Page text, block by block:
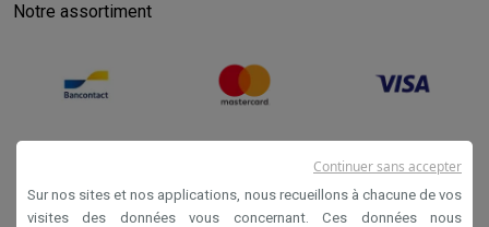
Notre assortiment
Sur nos sites et nos applications, nous recueillons à chacune de vos
visites des données vous concernant. Ces données nous
Continuer sans accepter